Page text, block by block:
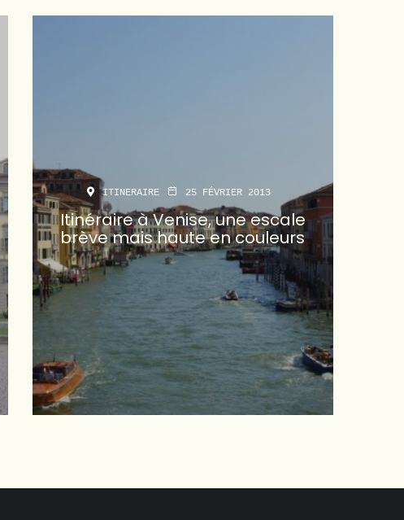
ITINERAIRE 25 FÉVRIER 2013
Itinéraire à Venise, une escale
brève mais haute en couleurs